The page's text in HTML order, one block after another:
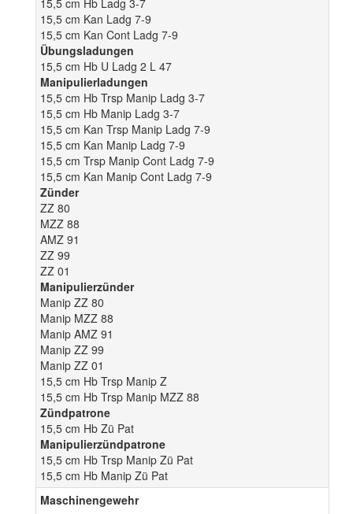
15,5 cm Kan Ladg 7-9
15,5 cm Kan Cont Ladg 7-9
Übungsladungen
15,5 cm Hb U Ladg 2 L 47
Manipulierladungen
15,5 cm Hb Trsp Manip Ladg 3-7
15,5 cm Hb Manip Ladg 3-7
15,5 cm Kan Trsp Manip Ladg 7-9
15,5 cm Kan Manip Ladg 7-9
15,5 cm Trsp Manip Cont Ladg 7-9
15,5 cm Kan Manip Cont Ladg 7-9
Zünder
ZZ 80
MZZ 88
AMZ 91
ZZ 99
ZZ 01
Manipulierzünder
Manip ZZ 80
Manip MZZ 88
Manip AMZ 91
Manip ZZ 99
Manip ZZ 01
15,5 cm Hb Trsp Manip Z
15,5 cm Hb Trsp Manip MZZ 88
Zündpatrone
15,5 cm Hb Zü Pat
Manipulierzündpatrone
15,5 cm Hb Trsp Manip Zü Pat
15,5 cm Hb Manip Zü Pat
Maschinengewehr